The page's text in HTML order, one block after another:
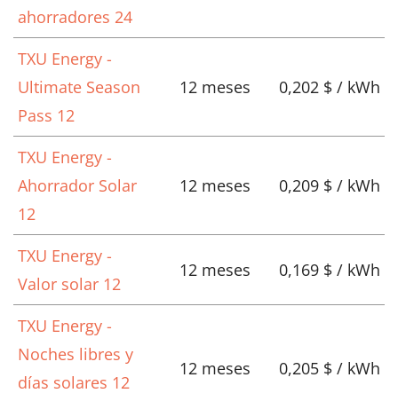
ahorradores 24
TXU Energy -
Ultimate Season
Pass 12
12 meses 0,202 $ / kWh
TXU Energy -
Ahorrador Solar
12
12 meses 0,209 $ / kWh
TXU Energy -
Valor solar 12
12 meses 0,169 $ / kWh
TXU Energy -
Noches libres y
días solares 12
12 meses 0,205 $ / kWh